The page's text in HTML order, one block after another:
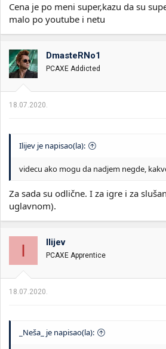
Cena je po meni super,kazu da su
malo po youtube i netu
DmasteRNo1
PCAXE Addicted
18.07.2020.
Ilijev je napisao(la):
videcu ako mogu da nadjem negde,
Za sada su odlične. I za igre i za
uglavnom).
I Ilijev
PCAXE Apprentice
18.07.2020.
_Neša_ je napisao(la):